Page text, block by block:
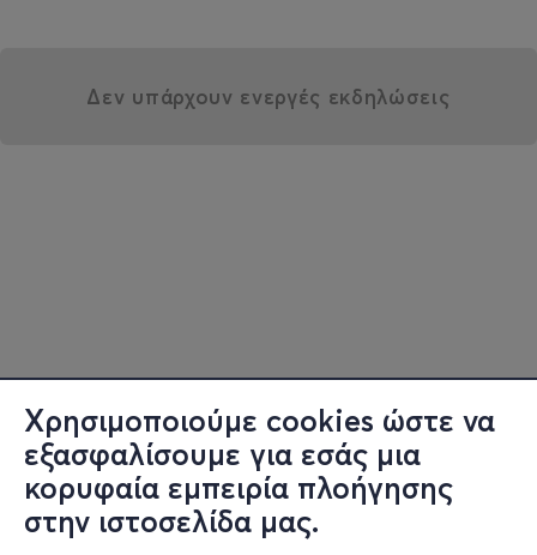
Χρησιμοποιούμε cookies ώστε να
εξασφαλίσουμε για εσάς μια
κορυφαία εμπειρία πλοήγησης
στην ιστοσελίδα μας.
Δεν υπάρχουν ενεργές εκδηλώσεις